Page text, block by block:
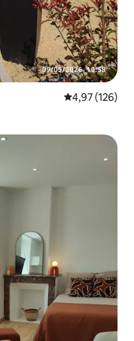
Priemerné
4,97 (126)